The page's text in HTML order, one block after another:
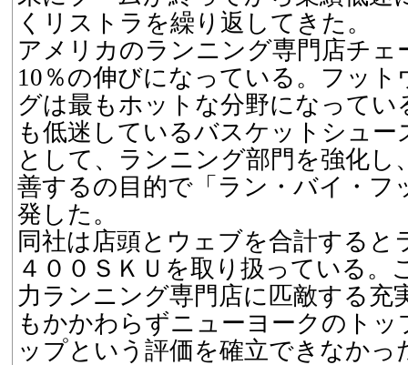
くリストラを繰り返してきた。
アメリカのランニング専門店チェ
10％の伸びになっている。フッ
グは最もホットな分野になって
も低迷しているバスケットシュー
として、ランニング部門を強化し
善するの目的で「ラン・バイ・フ
発した。
同社は店頭とウェブを合計すると
４００ＳＫＵを取り扱っている。
力ランニング専門店に匹敵する充
もかかわらずニューヨークのト
ップという評価を確立できなかっ